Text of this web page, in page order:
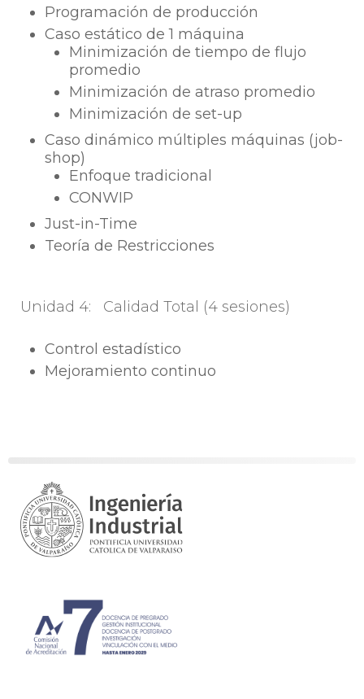
Programación de producción
Caso estático de 1 máquina
Minimización de tiempo de flujo
promedio
Minimización de atraso promedio
Minimización de set-up
Caso dinámico múltiples máquinas (job-
shop)
Enfoque tradicional
CONWIP
Just-in-Time
Teoría de Restricciones
Unidad 4: Calidad Total (4 sesiones)
Control estadístico
Mejoramiento continuo